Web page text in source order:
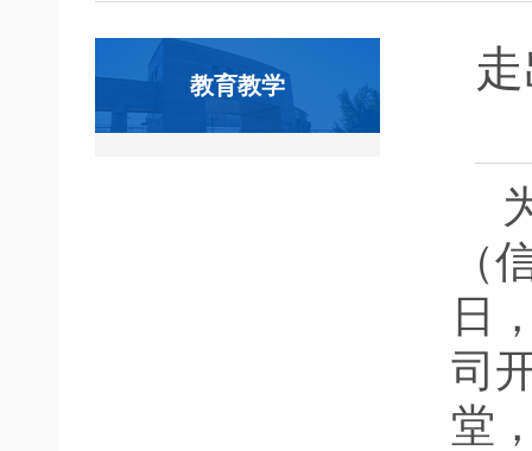
教育教学
（
日
司
堂